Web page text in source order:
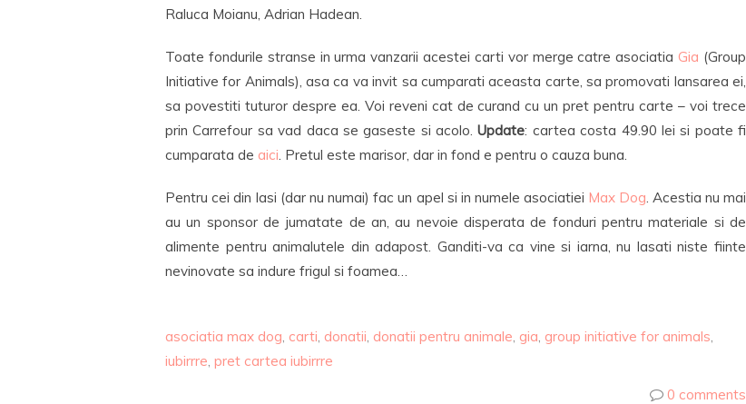
Raluca Moianu, Adrian Hadean.
Toate fondurile stranse in urma vanzarii acestei carti vor merge catre asociatiaGia (Group
Initiative for Animals), asa ca va invit sa cumparati aceasta carte, sa promovati lansarea ei,
sa povestiti tuturor despre ea. Voi reveni cat de curand cu un pret pentru carte – voi trece
prin Carrefour sa vad daca se gaseste si acolo.Update: cartea costa 49.90 lei si poate fi
cumparata de aici. Pretul este marisor, dar in fond e pentru o cauza buna.
Pentru cei din Iasi (dar nu numai) fac un apel si in numele asociatiei Max Dog. Acestia nu mai
au un sponsor de jumatate de an, au nevoie disperata de fonduri pentru materiale si de
alimente pentru animalutele din adapost. Ganditi-va ca vine si iarna, nu lasati niste fiinte
nevinovate sa indure frigul si foamea…
asociatia max dog, carti, donatii, donatii pentru animale, gia, group initiative for animals,
iubirrre, pret cartea iubirrre
0 comments